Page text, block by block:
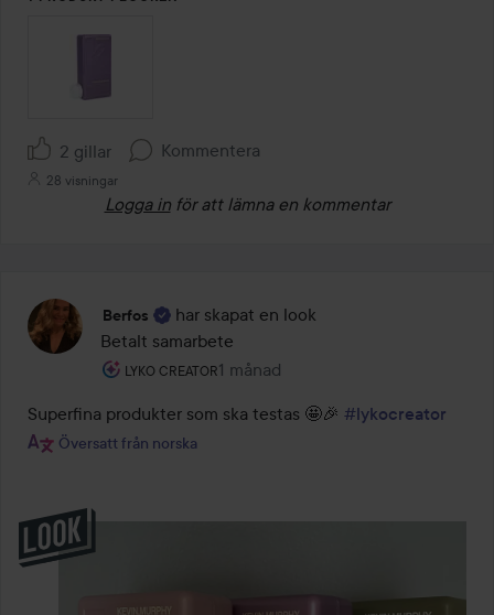
2 gillar Kommentera
28 visningar
Logga in för att lämna en kommentar
Berfos
har skapat en look
Betalt samarbete
LYKO CREATOR
Användarens roll: Lyko Creator.
1 månad
Inlägget skapades 1 månad
Superfina produkter som ska testas 🤩🎉 #lykocreator
Översatt från norska